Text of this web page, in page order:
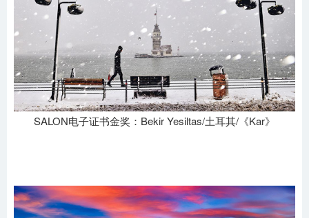
SALON电子证书金奖：Bekir Yesiltas/土耳其/《Kar》